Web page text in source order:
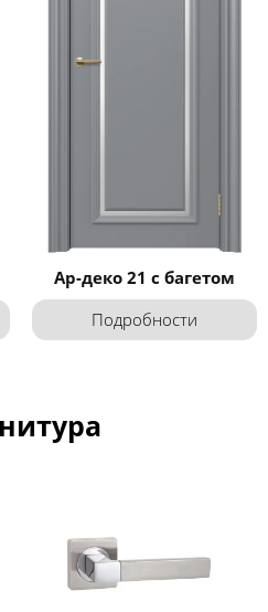
Ар-деко 21 с багетом
Подробности